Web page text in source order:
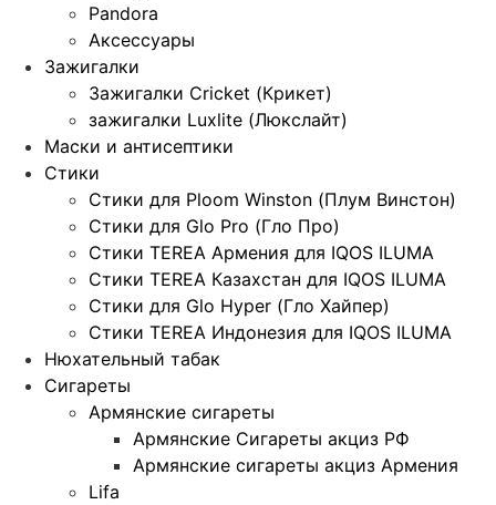
Pandora
Аксессуары
Зажигалки
Зажигалки Cricket (Крикет)
зажигалки Luxlite (Люкслайт)
Маски и антисептики
Стики
Стики для Ploom Winston (Плум Винстон)
Стики для Glo Pro (Гло Про)
Стики TEREA Армения для IQOS ILUMA
Стики TEREA Казахстан для IQOS ILUMA
Стики для Glo Hyper (Гло Хайпер)
Стики TEREA Индонезия для IQOS ILUMA
Нюхательный табак
Сигареты
Армянские сигареты
Армянские Сигареты акциз РФ
Армянские сигареты акциз Армения
Lifa